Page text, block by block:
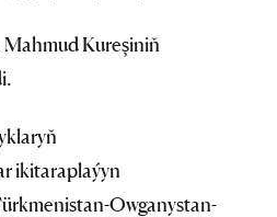
Mahmud Kureşiniň
ikitaraplaýyn
Owganystan-